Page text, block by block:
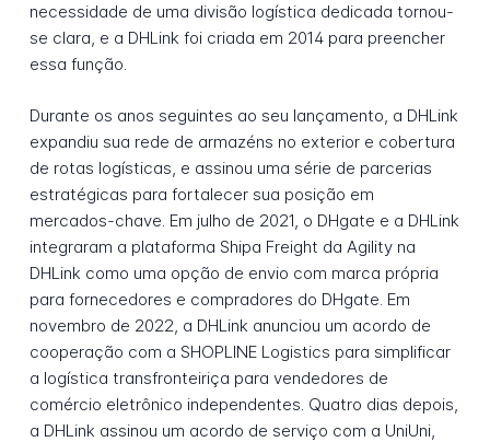
necessidade de uma divisão logística dedicada tornou-
se clara, e a DHLink foi criada em 2014 para preencher
essa função.
Durante os anos seguintes ao seu lançamento, a DHLink
expandiu sua rede de armazéns no exterior e cobertura
de rotas logísticas, e assinou uma série de parcerias
estratégicas para fortalecer sua posição em
mercados-chave. Em julho de 2021, o DHgate e a DHLink
integraram a plataforma Shipa Freight da Agility na
DHLink como uma opção de envio com marca própria
para fornecedores e compradores do DHgate. Em
novembro de 2022, a DHLink anunciou um acordo de
cooperação com a SHOPLINE Logistics para simplificar
a logística transfronteiriça para vendedores de
comércio eletrônico independentes. Quatro dias depois,
a DHLink assinou um acordo de serviço com a UniUni,